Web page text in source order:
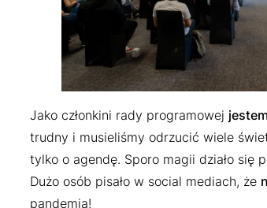
Jako członkini rady programowej
trudny i musieliśmy odrzucić wiele
tylko o agendę. Sporo magii działo się
Dużo osób pisało w social mediach, że
pandemią!